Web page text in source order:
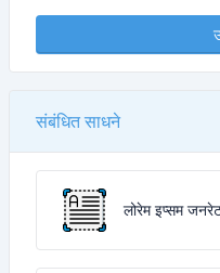
संबंधित साधने
लोरेम इप्सम